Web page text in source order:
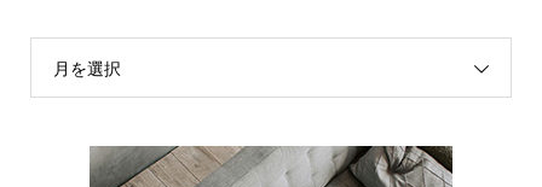
月を選択